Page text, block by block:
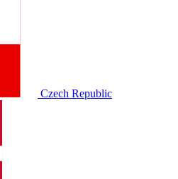
Czech Republic